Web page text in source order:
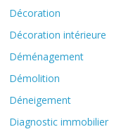
Décoration
Décoration intérieure
Déménagement
Démolition
Déneigement
Diagnostic immobilier